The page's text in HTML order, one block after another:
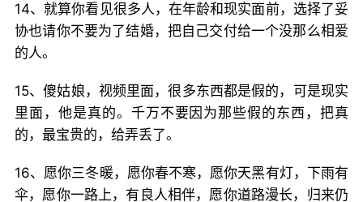
14、就算你看见很多人，在年龄和现实面前，选择了妥
协也请你不要为了结婚，把自己交付给一个没那么相爱
的人。
15、傻姑娘，视频里面，很多东西都是假的，可是现实
里面，他是真的。千万不要因为那些假的东西，把真
的，最宝贵的，给弄丢了。
16、愿你三冬暖，愿你春不寒，愿你天黑有灯，下雨有
伞，愿你一路上，有良人相伴，愿你道路漫长，归来仍